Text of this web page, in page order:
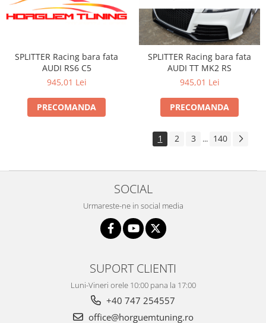
SPLITTER Racing bara fata
AUDI RS6 C5
945,01 Lei
PRECOMANDA
SPLITTER Racing bara fata
AUDI TT MK2 RS
945,01 Lei
PRECOMANDA
1 2 3 ... 140
SOCIAL
Urmareste-ne in social media
SUPORT CLIENTI
Luni-Vineri orele 10:00 pana la 17:00
+40 747 254557
office@horguemtuning.ro